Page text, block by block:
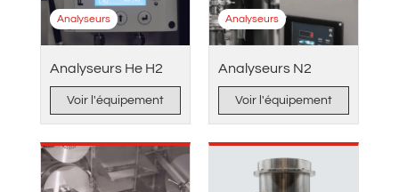
Analyseurs He H2
Analyseurs
Voir l'équipement
Analyseurs N2
Analyseurs
Voir l'équipement